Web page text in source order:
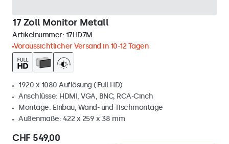
17 Zoll Monitor Metall
Artikelnummer: 17HD7M
Voraussichtlicher Versand in 10-12 Tagen
1920 x 1080 Auflösung (Full HD)
Anschlüsse: HDMI, VGA, BNC, RCA-Cinch
Montage: Einbau, Wand- und Tischmontage
Außenmaße: 422 x 259 x 38 mm
CHF 549,00